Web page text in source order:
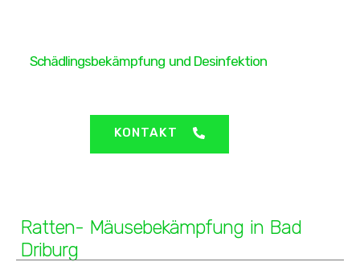
Schädlingsbekämpfung und Desinfektion
Ratten- Mäusebekämpfung in Bad
Driburg
KONTAKT